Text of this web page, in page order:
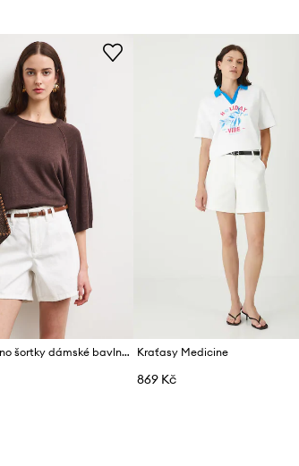
Medicine chino šortky dámské bavlněné Kraťasy Medicine
869 Kč